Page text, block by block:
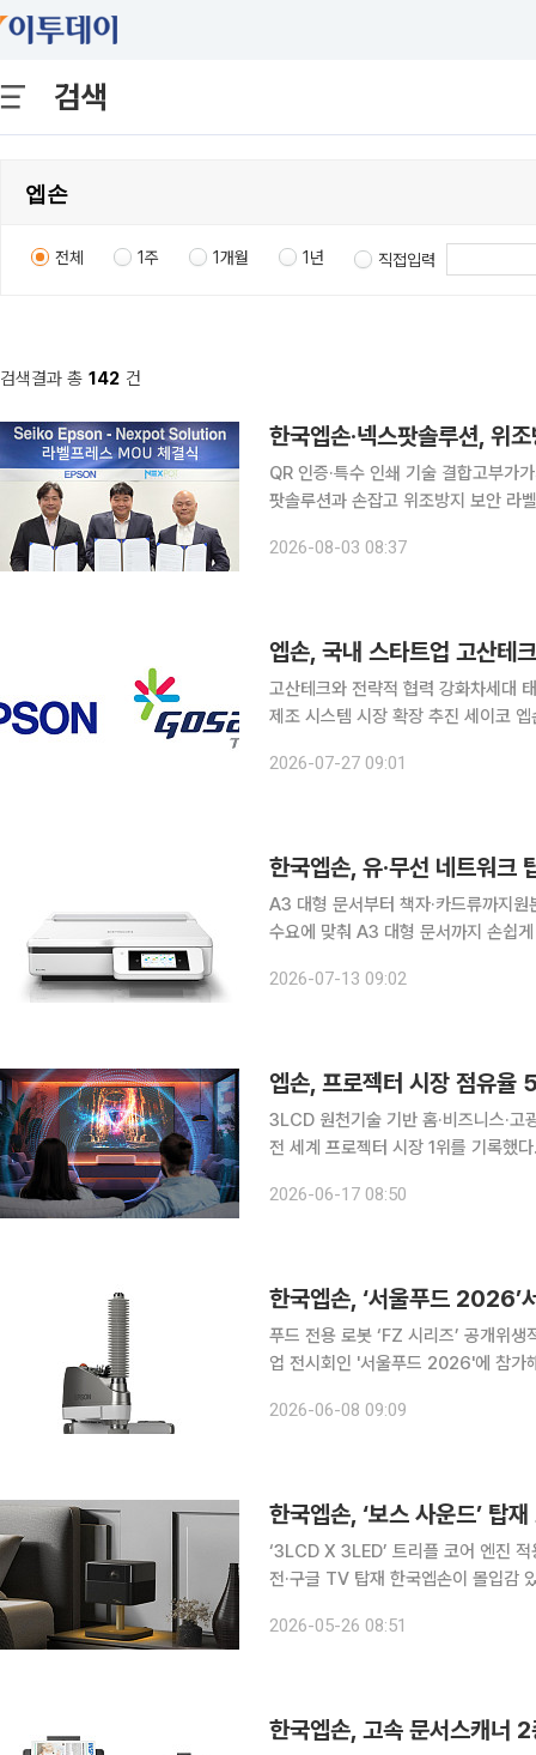
검색
전체 1주 1개월 1년 직접입력
검색결과 총 142 건
한국엡손·넥스팟솔루션, 위
QR 인증·특수 인쇄 기술 결합고부가가치 라벨 솔루션 확대 한
팟솔루션과 손잡고 위조방지 보안 라
국엡손은 넥스팟솔루션과 위조방지
2026-08-03 08:37
엡손, 국내 스타트업 고산테
고산테크와 전략적 협력 강화차세대
제조 시스템 시장 확장 추진 세이코 엡손 주식회사(엡손)는 27일 Epson X Investment
산테크’에 추가 투자를 진행했다고
2026-07-27 09:01
한국엡손, 유·무선 네트워크
A3 대형 문서부터 책자·카드류까지원본 손상 없이 스캔 가
수요에 맞춰 A3 대형 문서까지 손쉽
계획이다. 한국엡손은 기업용
2026-07-13 09:02
엡손, 프로젝터 시장 점유
3LCD 원천기술 기반 홈·비즈니스·고광량 시
전 세계 프로젝터 시장 1위를 기록했다. 15일 영국 시장조사기관 퓨처소스 컨설팅에 따르면, 엡
위 자리를 지켰다. 이는 지난해
2026-06-17 08:50
한국엡손, ‘서울푸드 2026’
푸드 전용 로봇 ‘FZ 시리즈’ 공개위생적인 식품 제조
업 전시회인 '서울푸드 2026'에 참가
음료 제조 등 생산 전 과정에 적용 가
2026-06-08 09:09
한국엡손, ‘보스 사운드’ 탑
‘3LCD X 3LED’ 트리플 코어 엔진
전·구글 TV 탑재 한국엡손이 몰입감 있는 대화면 시청 경험과 사용 편의성, 라이프스타일 요소를 강
며 일상 속 라이프스타일 제품의 새로
2026-05-26 08:51
한국엡손, 고속 문서스캐너